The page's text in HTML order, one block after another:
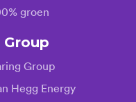
groen
Group
Group
Hegg Energy